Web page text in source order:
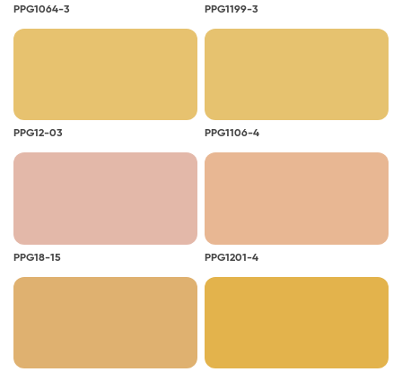
PPG1064-3 PPG1199-3
PPG12-03 PPG1106-4
PPG18-15 PPG1201-4